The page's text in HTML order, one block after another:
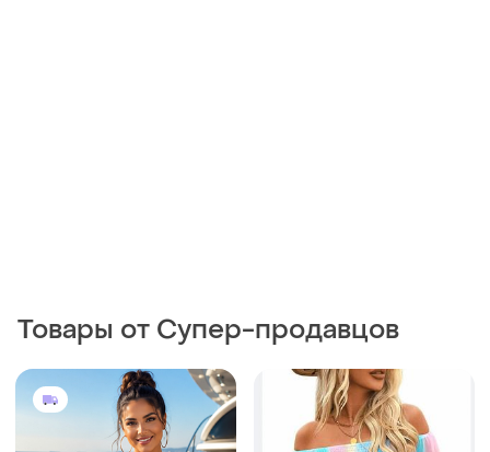
Товары от Супер-продавцов